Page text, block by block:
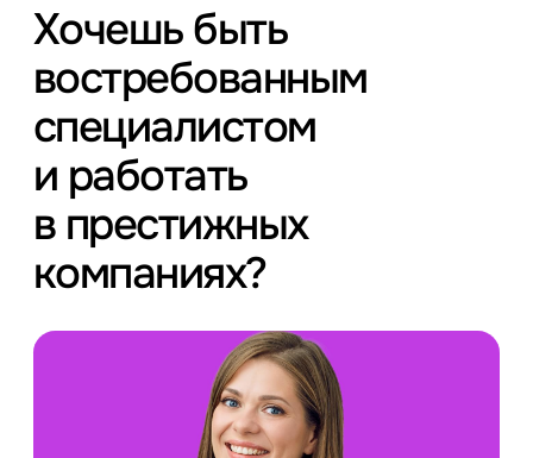
Хочешь быть
востребованным
специалистом
и работать
в престижных
компаниях?